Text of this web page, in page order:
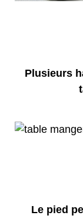
Plusieurs
Le pied